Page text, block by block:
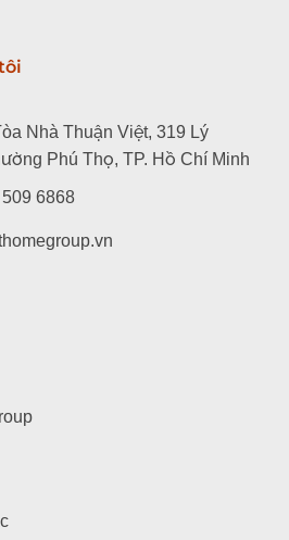
Nhà Thuận Việt, 319 Lý
Phú Thọ, TP. Hồ Chí Minh
6868